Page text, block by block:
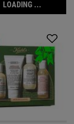
LOADING ...